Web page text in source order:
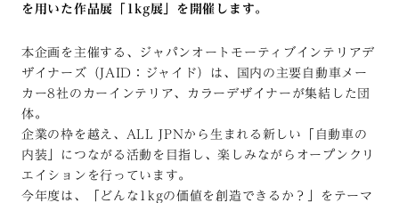
を用いた作品展「1kg展」を開催します。
本企画を主催する、ジャパンオートモーティブインテリアデ
ザイナーズ（JAID：ジャイド）は、国内の主要自動車メー
カー8社のカーインテリア、カラーデザイナーが集結した団
体。
企業の枠を越え、ALL JPNから生まれる新しい「自動車の
内装」につながる活動を目指し、楽しみながらオープンクリ
エイションを行っています。
今年度は、「どんな1kgの価値を創造できるか？」をテーマ